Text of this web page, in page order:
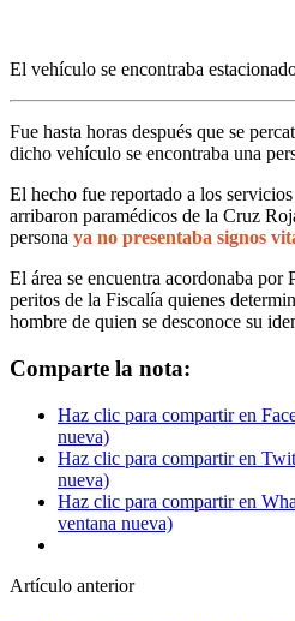
El vehículo se encontraba
Fue hasta horas después que se
dicho vehículo se encontraba una
El hecho fue reportado a los
arribaron paramédicos de la Cruz
persona ya no presentaba signos
El área se encuentra acordonaba por
peritos de la Fiscalía quienes
hombre de quien se desconoce su
Comparte la nota:
Haz clic para compartir en
nueva)
Haz clic para compartir en
nueva)
Haz clic para compartir en
ventana nueva)
Artículo anterior